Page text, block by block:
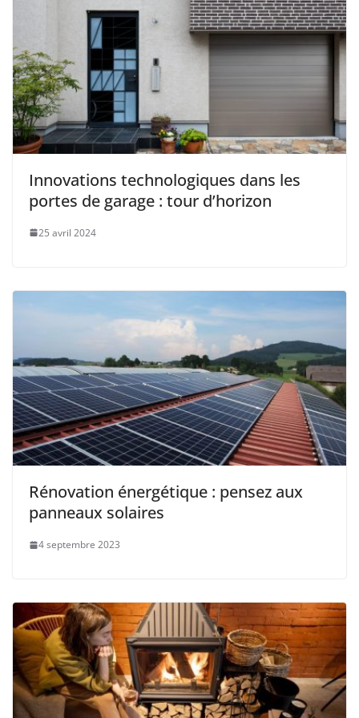
Innovations technologiques dans les
portes de garage : tour d’horizon
25 avril 2024
Rénovation énergétique : pensez aux
panneaux solaires
4 septembre 2023